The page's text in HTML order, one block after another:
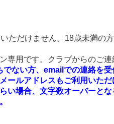
ただけません。18歳未満の
専用です。クラブからのご
ない方、emailでの連絡を
ールアドレスもご利用いた
い場合、文字数オーバーと